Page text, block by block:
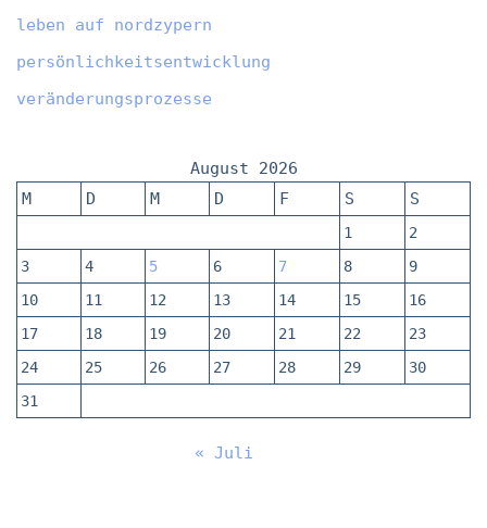
leben auf nordzypern
persönlichkeitsentwicklung
veränderungsprozesse
August 2026
M
D M D F S S
1
2
3
4 5 6 7 8
9
10
11 12 13 14 15
16
17
18 19 20 21 22
23
24
25 26 27 28 29
30
31
« Juli